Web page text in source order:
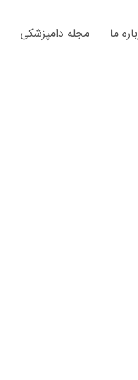
مجله دامپزشکی ما